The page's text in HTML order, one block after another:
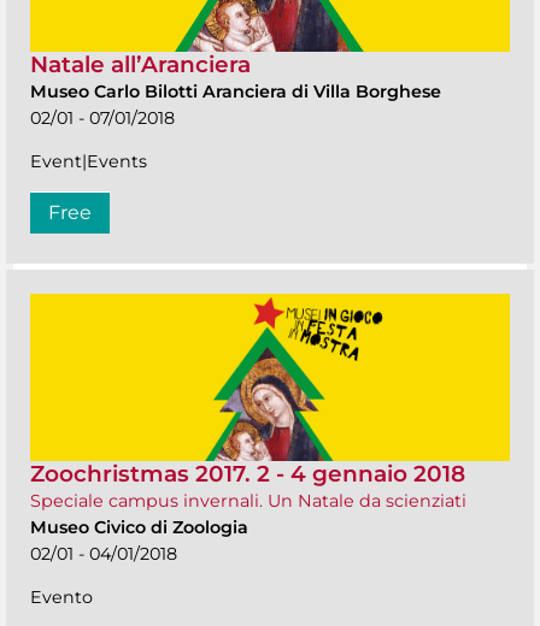
Natale all’Aranciera
Museo Carlo Bilotti Aranciera di Villa Borghese
02/01 - 07/01/2018
Event|Events
Free
Zoochristmas 2017. 2 - 4 gennaio 2018
Speciale campus invernali. Un Natale da scienziati
Museo Civico di Zoologia
02/01 - 04/01/2018
Evento